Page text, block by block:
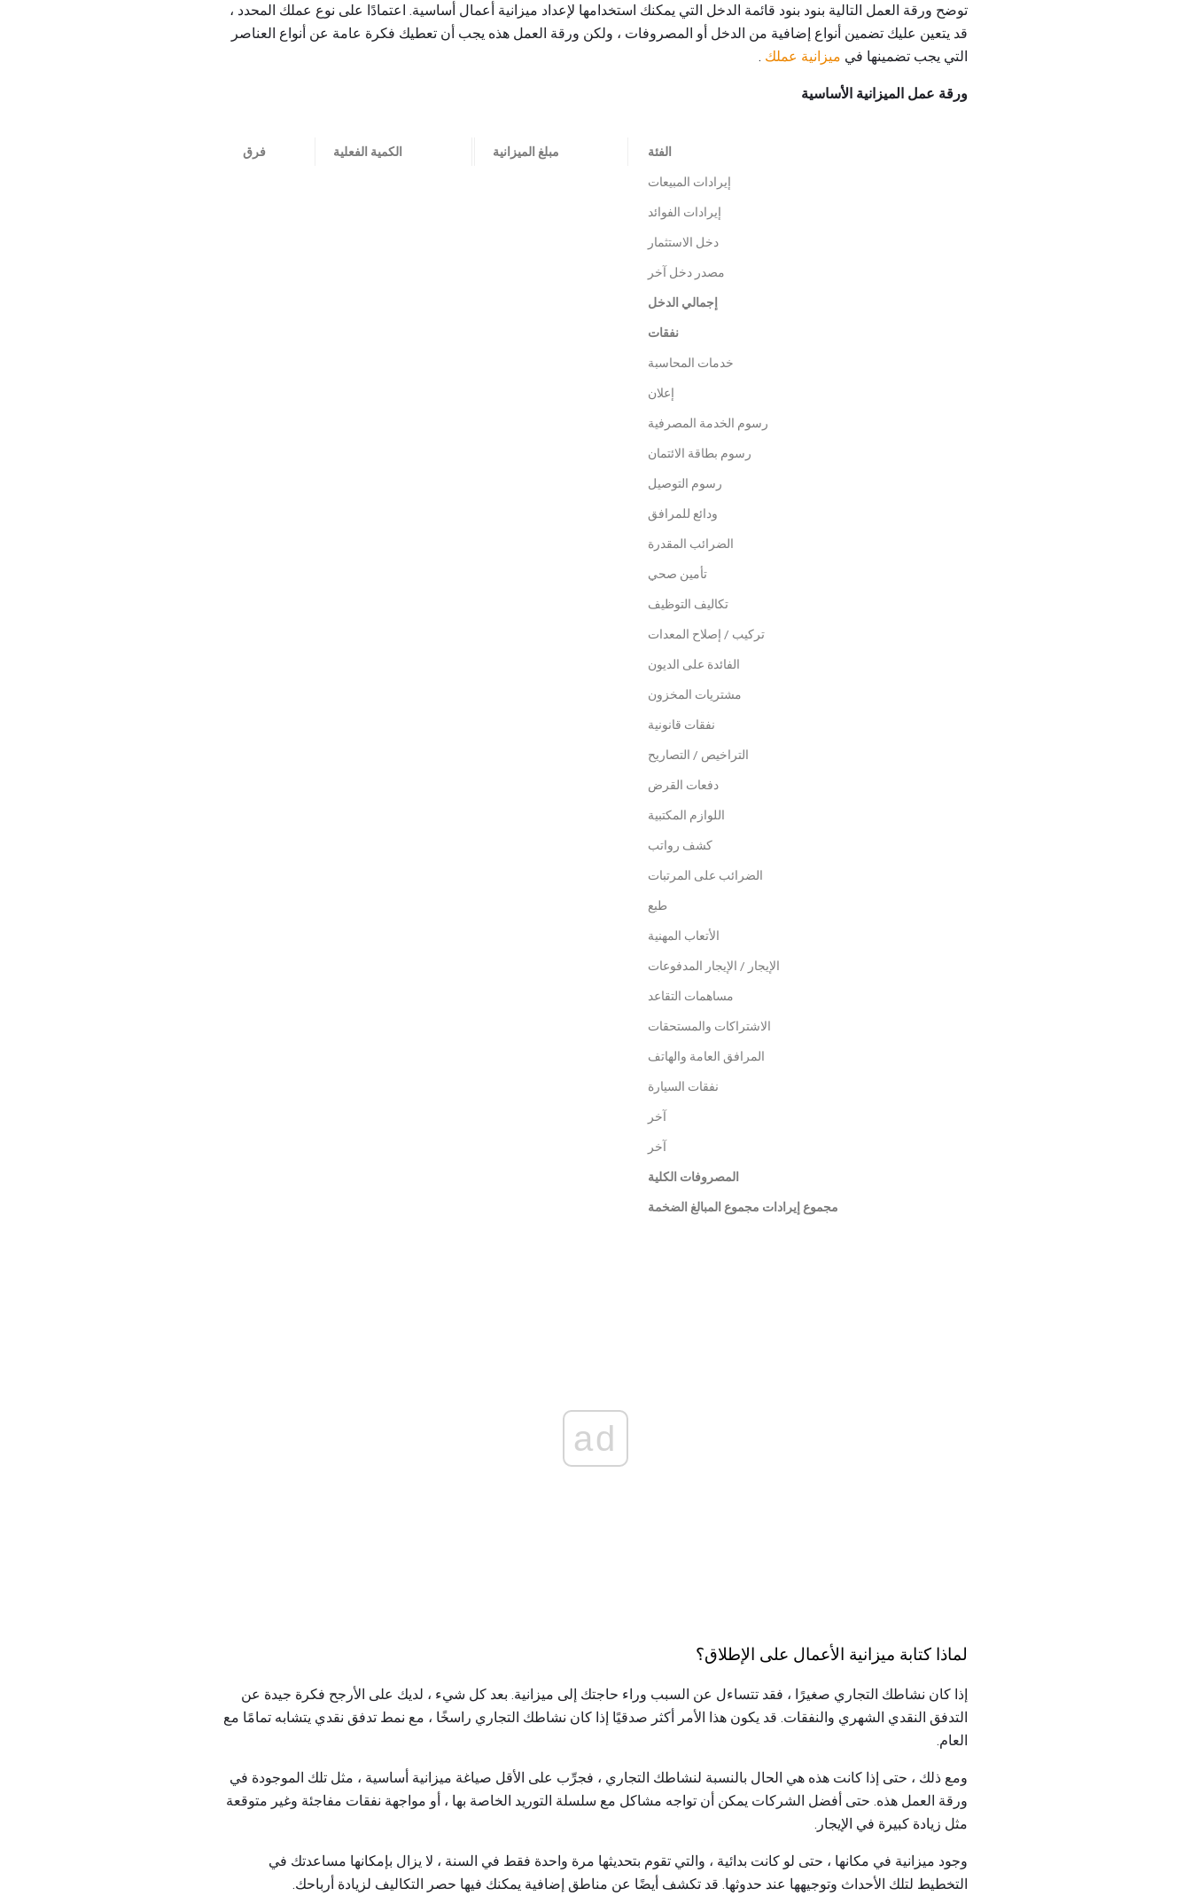
توضح ورقة العمل التالية بنود بنود قائمة الدخل التي يمكنك استخدامها لإعداد ميزانية أعمال أساسية. اعتمادًا على نوع عملك المحدد ،
قد يتعين عليك تضمين أنواع إضافية من الدخل أو المصروفات ، ولكن ورقة العمل هذه يجب أن تعطيك فكرة عامة عن أنواع العناصر
التي يجب تضمينها في ميزانية عملك .
ورقة عمل الميزانية الأساسية
الفئة مبلغ الميزانية الكمية الفعلية فرق
إيرادات المبيعات
إيرادات الفوائد
دخل الاستثمار
مصدر دخل آخر
إجمالي الدخل
نفقات
خدمات المحاسبة
إعلان
رسوم الخدمة المصرفية
رسوم بطاقة الائتمان
رسوم التوصيل
ودائع للمرافق
الضرائب المقدرة
تأمين صحي
تكاليف التوظيف
تركيب / إصلاح المعدات
الفائدة على الديون
مشتريات المخزون
نفقات قانونية
التراخيص / التصاريح
دفعات القرض
اللوازم المكتبية
كشف رواتب
الضرائب على المرتبات
طبع
الأتعاب المهنية
الإيجار / الإيجار المدفوعات
مساهمات التقاعد
الاشتراكات والمستحقات
المرافق العامة والهاتف
نفقات السيارة
آخر
آخر
المصروفات الكلية
مجموع إيرادات مجموع المبالغ الضخمة
ad
لماذا كتابة ميزانية الأعمال على الإطلاق؟
إذا كان نشاطك التجاري صغيرًا ، فقد تتساءل عن السبب وراء حاجتك إلى ميزانية. بعد كل شيء ، لديك على الأرجح فكرة جيدة عن
التدفق النقدي الشهري والنفقات. قد يكون هذا الأمر أكثر صدقيًا إذا كان نشاطك التجاري راسخًا ، مع نمط تدفق نقدي يتشابه تمامًا مع
العام.
ومع ذلك ، حتى إذا كانت هذه هي الحال بالنسبة لنشاطك التجاري ، فجرِّب على الأقل صياغة ميزانية أساسية ، مثل تلك الموجودة في
ورقة العمل هذه. حتى أفضل الشركات يمكن أن تواجه مشاكل مع سلسلة التوريد الخاصة بها ، أو مواجهة نفقات مفاجئة وغير متوقعة
مثل زيادة كبيرة في الإيجار.
وجود ميزانية في مكانها ، حتى لو كانت بدائية ، والتي تقوم بتحديثها مرة واحدة فقط في السنة ، لا يزال بإمكانها مساعدتك في
التخطيط لتلك الأحداث وتوجيهها عند حدوثها. قد تكشف أيضًا عن مناطق إضافية يمكنك فيها حصر التكاليف لزيادة أرباحك.